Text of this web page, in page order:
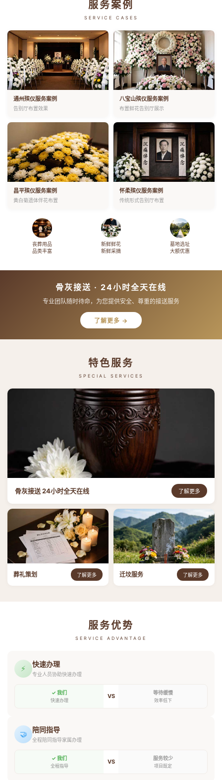
服务案例
SERVICE CASES
通州殡仪服务案例
告别厅布置效果
八宝山殡仪服务案例
布置鲜花告别厅展示
昌平殡仪服务案例
黄白菊遗体伴花布置
怀柔殡仪服务案例
传统形式告别厅布置
丧葬用品
品类丰富
新鲜鲜花
新鲜采摘
墓地选址
大额优惠
骨灰接送 · 24小时全天在线
专业团队随时待命，为您提供安全、尊重的接送服务
了解更多 →
特色服务
SPECIAL SERVICES
骨灰接送 24小时全天在线 了解更多
葬礼策划 了解更多 迁坟服务 了解更多
服务优势
SERVICE ADVANTAGE
⚡ 快速办理
专业人员协助快速办理
✓ 我们
快速办理
VS 等待缓慢
效率低下
🤝 陪同指导
全程陪同指导家属办理
✓ 我们
全程指导
VS 服务较少
项目既定